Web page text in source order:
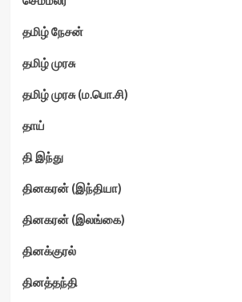
தமிழ் நேசன்
தமிழ் முரசு
தமிழ் முரசு (ம.பொ.சி)
தாய்
தி இந்து
தினகரன் (இந்தியா)
தினகரன் (இலங்கை)
தினக்குரல்
தினத்தந்தி